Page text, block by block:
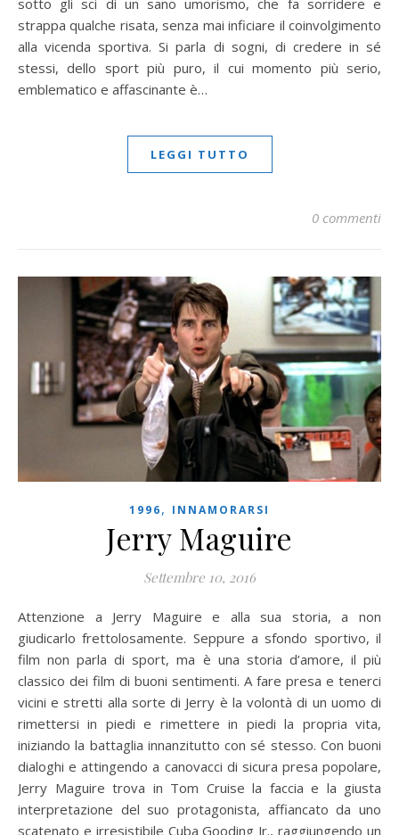
sotto gli sci di un sano umorismo, che fa sorridere e
strappa qualche risata, senza mai inficiare il coinvolgimento
alla vicenda sportiva. Si parla di sogni, di credere in sé
stessi, dello sport più puro, il cui momento più serio,
emblematico e affascinante è…
LEGGI TUTTO
0 commenti
1996, INNAMORARSI
Jerry Maguire
Settembre 10, 2016
Attenzione a Jerry Maguire e alla sua storia, a non
giudicarlo frettolosamente. Seppure a sfondo sportivo, il
film non parla di sport, ma è una storia d’amore, il più
classico dei film di buoni sentimenti. A fare presa e tenerci
vicini e stretti alla sorte di Jerry è la volontà di un uomo di
rimettersi in piedi e rimettere in piedi la propria vita,
iniziando la battaglia innanzitutto con sé stesso. Con buoni
dialoghi e attingendo a canovacci di sicura presa popolare,
Jerry Maguire trova in Tom Cruise la faccia e la giusta
interpretazione del suo protagonista, affiancato da uno
scatenato e irresistibile Cuba Gooding Jr., raggiungendo un